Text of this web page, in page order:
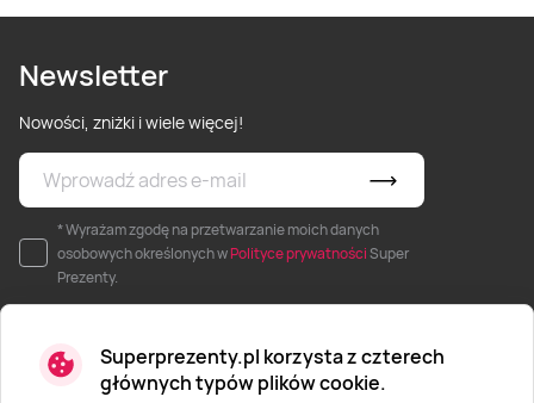
Superprezenty.pl korzysta z czterech
głównych typów plików cookie.
Newsletter
Nowości, zniżki i wiele więcej!
* Wyrażam zgodę na przetwarzanie moich danych
osobowych określonych wPolityce prywatnościSuper
Prezenty.